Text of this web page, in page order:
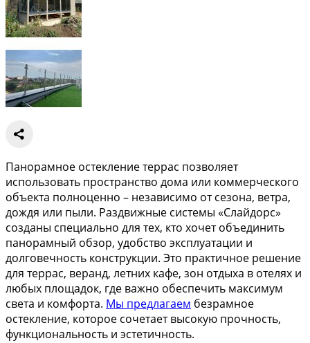
Панорамное остекление террас позволяет
использовать пространство дома или коммерческого
объекта полноценно – независимо от сезона, ветра,
дождя или пыли. Раздвижные системы «Слайдорс»
созданы специально для тех, кто хочет объединить
панорамный обзор, удобство эксплуатации и
долговечность конструкции. Это практичное решение
для террас, веранд, летних кафе, зон отдыха в отелях и
любых площадок, где важно обеспечить максимум
света и комфорта. Мы предлагаем безрамное
остекление, которое сочетает высокую прочность,
функциональность и эстетичность.